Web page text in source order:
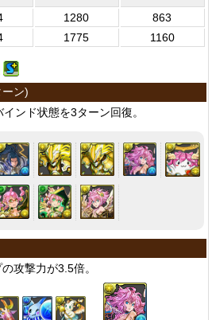
1280
863
1775 1160
ン)
ンド状態を3ターン回復。
攻撃力が3.5倍。